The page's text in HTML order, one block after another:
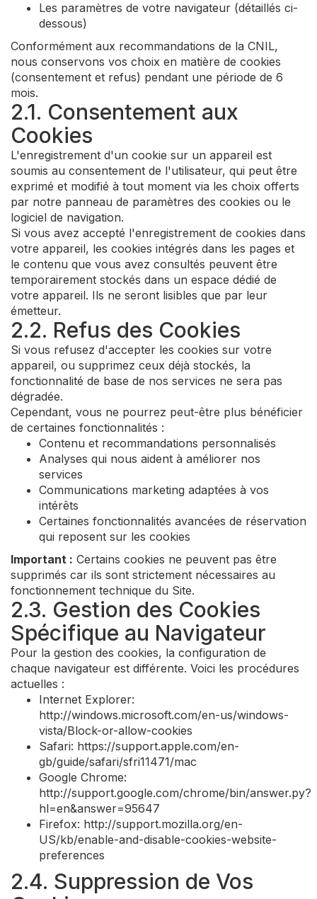
Les paramètres de votre navigateur (détaillés ci-
dessous)
Conformément aux recommandations de la CNIL,
nous conservons vos choix en matière de cookies
(consentement et refus) pendant une période de 6
mois.
2.1. Consentement aux
Cookies
L'enregistrement d'un cookie sur un appareil est
soumis au consentement de l'utilisateur, qui peut être
exprimé et modifié à tout moment via les choix offerts
par notre panneau de paramètres des cookies ou le
logiciel de navigation.
Si vous avez accepté l'enregistrement de cookies dans
votre appareil, les cookies intégrés dans les pages et
le contenu que vous avez consultés peuvent être
temporairement stockés dans un espace dédié de
votre appareil. Ils ne seront lisibles que par leur
émetteur.
2.2. Refus des Cookies
Si vous refusez d'accepter les cookies sur votre
appareil, ou supprimez ceux déjà stockés, la
fonctionnalité de base de nos services ne sera pas
dégradée.
Cependant, vous ne pourrez peut-être plus bénéficier
de certaines fonctionnalités :
Contenu et recommandations personnalisés
Analyses qui nous aident à améliorer nos
services
Communications marketing adaptées à vos
intérêts
Certaines fonctionnalités avancées de réservation
qui reposent sur les cookies
Important : Certains cookies ne peuvent pas être
supprimés car ils sont strictement nécessaires au
fonctionnement technique du Site.
2.3. Gestion des Cookies
Spécifique au Navigateur
Pour la gestion des cookies, la configuration de
chaque navigateur est différente. Voici les procédures
actuelles :
Internet Explorer:
http://windows.microsoft.com/en-us/windows-
vista/Block-or-allow-cookies
Safari: https://support.apple.com/en-
gb/guide/safari/sfri11471/mac
Google Chrome:
http://support.google.com/chrome/bin/answer.py?
hl=en&answer=95647
Firefox: http://support.mozilla.org/en-
US/kb/enable-and-disable-cookies-website-
preferences
2.4. Suppression de Vos